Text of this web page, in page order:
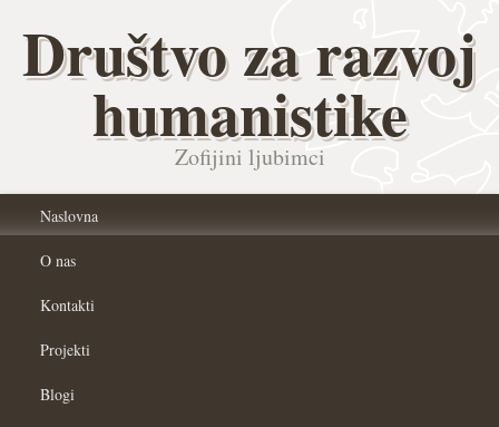
Društvo za razvoj
humanistike
Zofijini ljubimci
Naslovna
O nas
Kontakti
Projekti
Blogi